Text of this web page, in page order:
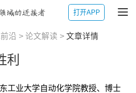
打开APP
沿 > 论文解读 > 文章详情
利
工业大学自动化学院教授、博士